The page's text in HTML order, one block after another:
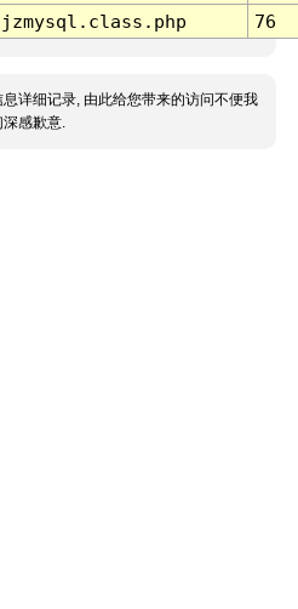
76
详细记录, 由此给您带来的访问不便我
深感歉意.